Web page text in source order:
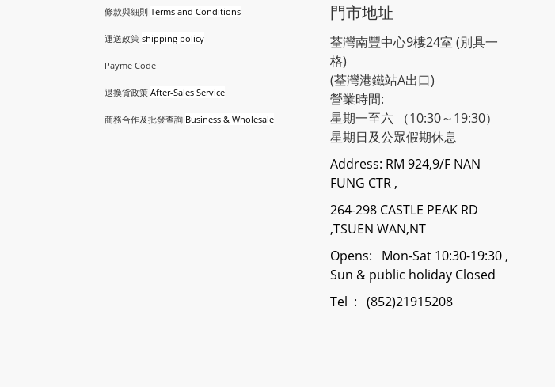
條款與細則 Terms and Conditions
運送政策 shipping policy
Payme Code
退換貨政策 After-Sales Service
商務合作及批發查詢 Business & Wholesale
門市地址
荃灣南豐中心9樓24室 (別具一
格)
(荃灣港鐵站A出口)
營業時間:
星期一至六 （10:30～19:30）
星期日及公眾假期休息
Address: RM 924,9/F NAN
FUNG CTR ,
264-298 CASTLE PEAK RD
,TSUEN WAN,NT
Opens: Mon-Sat 10:30-19:30 ,
Sun & public holiday Closed
Tel : (852)21915208